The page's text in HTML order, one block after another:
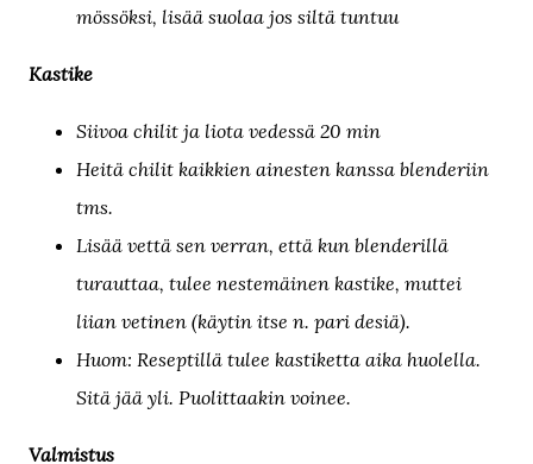
mössöksi, lisää suolaa jos siltä tuntuu
Kastike
Siivoa chilit ja liota vedessä 20 min
Heitä chilit kaikkien ainesten kanssa blenderiin
tms.
Lisää vettä sen verran, että kun blenderillä
turauttaa, tulee nestemäinen kastike, muttei
liian vetinen (käytin itse n. pari desiä).
Huom: Reseptillä tulee kastiketta aika huolella.
Sitä jää yli. Puolittaakin voinee.
Valmistus